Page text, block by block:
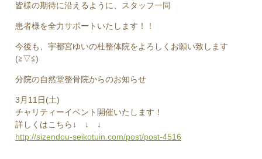
皆様の期待に沿えるように、スタッフ一同
患者様を全力サポートいたします！！
今後も、宇都宮ゆいの杜整体院をよろしくお願い致します
(≧▽≦)
分院の自然堂整骨院からのお知らせ
3月11日(土)
チャリティーイベント開催いたします！
詳しくはこちら↓ ↓ ↓
http://sizendou-seikotuin.com/post/post-4516